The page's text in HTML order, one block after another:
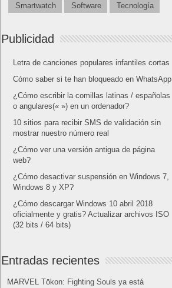
Smartwatch
Software Tecnología
Publicidad
Letra de canciones populares infantiles cortas
Cómo saber si te han bloqueado en WhatsApp
¿Cómo escribir la comillas latinas / españolas
o angulares(« ») en un ordenador?
10 sitios para recibir SMS de validación sin
mostrar nuestro número real
¿Cómo ver una versión antigua de página
web?
¿Cómo desactivar suspensión en Windows 7,
Windows 8 y XP?
¿Cómo descargar Windows 10 abril 2018
oficialmente y gratis? Actualizar archivos ISO
(32 bits / 64 bits)
Entradas recientes
MARVEL Tōkon: Fighting Souls ya está